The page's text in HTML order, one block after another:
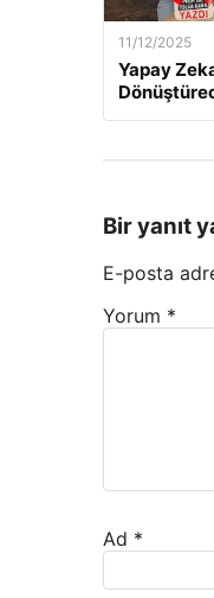
11/12/2025
Yapay
Bir yanıt
E-posta
Yorum *
Ad *